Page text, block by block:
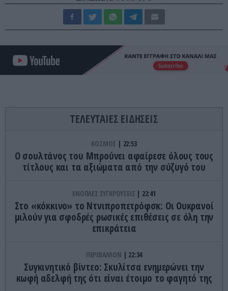
ΤΕΛΕΥΤΑΙΕΣ ΕΙΔΗΣΕΙΣ
ΚΟΣΜΟΣ 22:53
Ο σουλτάνος του Μπρούνει αφαίρεσε όλους τους
τίτλους και τα αξιώματα από την σύζυγό του
ΕΝΟΠΛΕΣ ΣΥΓΚΡΟΥΣΕΙΣ 22:41
Στο «κόκκινο» το Ντνιπροπετρόφσκ: Οι Ουκρανοί
μιλούν για σφοδρές ρωσικές επιθέσεις σε όλη την
επικράτεια
ΠΕΡΙΒΑΛΛΟΝ 22:34
Συγκινητικό βίντεο: Σκυλίτσα ενημερώνει την
κωφή αδελφή της ότι είναι έτοιμο το φαγητό της